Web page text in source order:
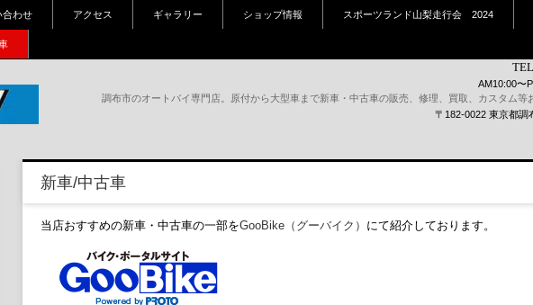
、
調布市のオートバイ専門店。原付から大型車まで新車・中古車の販売、修理、買取、カスタム等
AM10:00〜
〒182-0022 東京都調
合わせ アクセス ギャラリー ショップ情報 スポーツランド山梨走行会 2024
新車/中古車
当店おすすめの新車・中古車の一部をGooBike（グーバイク） にて紹介しております。